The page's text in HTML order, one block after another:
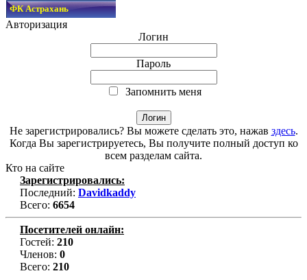
ФК Астрахань
Авторизация
Логин
Пароль
Запомнить меня
Не зарегистрировались? Вы можете сделать это, нажав здесь.
Когда Вы зарегистрируетесь, Вы получите полный доступ ко
всем разделам сайта.
Кто на сайте
Зарегистрировались:
Последний: Davidkaddy
Всего: 6654
Посетителей онлайн:
Гостей: 210
Членов: 0
Всего: 210